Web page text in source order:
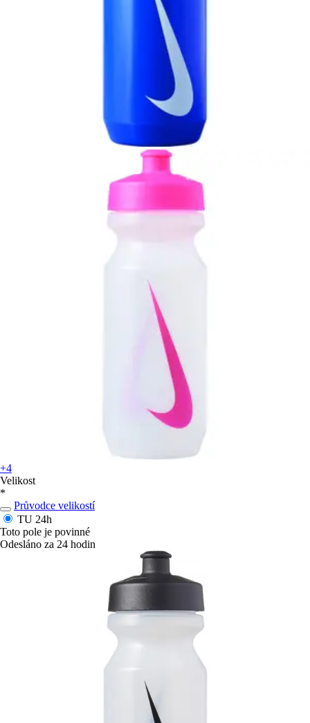
+4
Velikost
*
Průvodce velikostí
TU 24h
Toto pole je povinné
Odesláno za 24 hodin